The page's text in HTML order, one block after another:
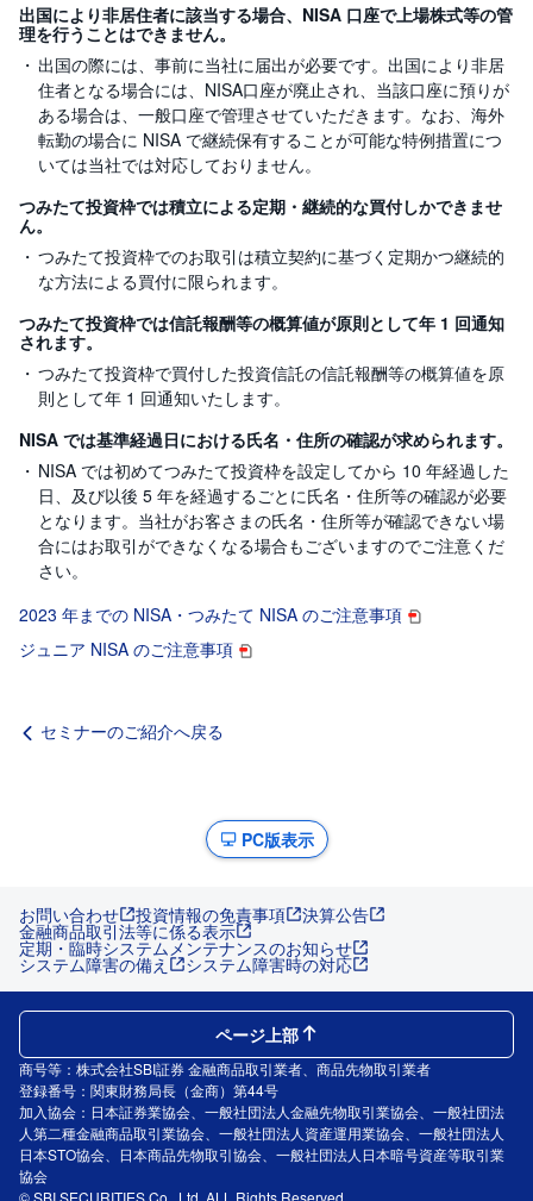
出国により非居住者に該当する場合、NISA 口座で上場株式等の管
理を行うことはできません。
出国の際には、事前に当社に届出が必要です。出国により非居
住者となる場合には、NISA口座が廃止され、当該口座に預りが
ある場合は、一般口座で管理させていただきます。なお、海外
転勤の場合に NISA で継続保有することが可能な特例措置につ
いては当社では対応しておりません。
つみたて投資枠では積立による定期・継続的な買付しかできませ
ん。
つみたて投資枠でのお取引は積立契約に基づく定期かつ継続的
な方法による買付に限られます。
つみたて投資枠では信託報酬等の概算値が原則として年 1 回通知
されます。
つみたて投資枠で買付した投資信託の信託報酬等の概算値を原
則として年 1 回通知いたします。
NISA では基準経過日における氏名・住所の確認が求められます。
NISA では初めてつみたて投資枠を設定してから 10 年経過した
日、及び以後 5 年を経過するごとに氏名・住所等の確認が必要
となります。当社がお客さまの氏名・住所等が確認できない場
合にはお取引ができなくなる場合もございますのでご注意くだ
さい。
2023 年までの NISA・つみたて NISA のご注意事項
ジュニア NISA のご注意事項
セミナーのご紹介へ戻る
PC版表示
お問い合わせ 投資情報の免責事項 決算公告
金融商品取引法等に係る表示
定期・臨時システムメンテナンスのお知らせ
システム障害の備え システム障害時の対応
商号等：株式会社SBI証券 金融商品取引業者、商品先物取引業者
登録番号：関東財務局長（金商）第44号
加入協会：日本証券業協会、一般社団法人金融先物取引業協会、一般社団法
人第二種金融商品取引業協会、一般社団法人資産運用業協会、一般社団法人
日本STO協会、日本商品先物取引協会、一般社団法人日本暗号資産等取引業
協会
© SBI SECURITIES Co., Ltd. ALL Rights Reserved.
ページ上部